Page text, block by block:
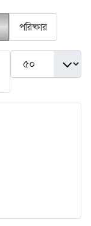
পরিষ্কার